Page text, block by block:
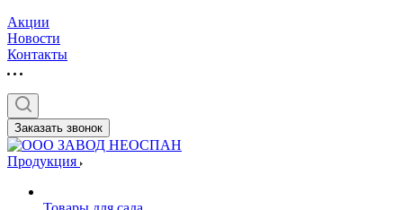
Акции
Новости
Контакты
Заказать звонок
Продукция